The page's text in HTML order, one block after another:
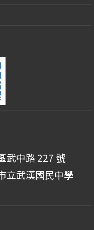
武中路 227 號
立武漢國民中學